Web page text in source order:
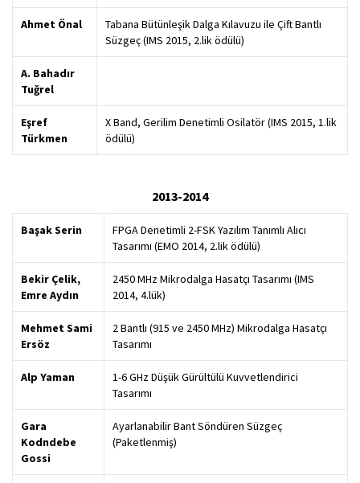
Ahmet Önal
Tabana Bütünleşik Dalga Kılavuzu ile Çift Bantlı
Süzgeç (IMS 2015, 2.lik ödülü)
A. Bahadır
Tuğrel
Eşref
Türkmen
X Band, Gerilim Denetimli Osilatör (IMS 2015, 1.lik
ödülü)
2013-2014
Başak Serin
FPGA Denetimli 2-FSK Yazılım Tanımlı Alıcı
Tasarımı (EMO 2014, 2.lik ödülü)
Bekir Çelik,
Emre Aydın
2450 MHz Mikrodalga Hasatçı Tasarımı (IMS
2014, 4.lük)
Mehmet Sami
Ersöz
2 Bantlı (915 ve 2450 MHz) Mikrodalga Hasatçı
Tasarımı
Alp Yaman
1-6 GHz Düşük Gürültülü Kuvvetlendirici
Tasarımı
Gara
Kodndebe
Gossi
Ayarlanabilir Bant Söndüren Süzgeç
(Paketlenmiş)